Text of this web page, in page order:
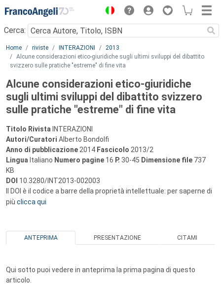
Menu
Cerca:
Main content
Home riviste INTERAZIONI
2013
Alcune considerazioni etico-giuridiche sugli ultimi sviluppi del dibattito
svizzero sulle pratiche "estreme" di fine vita
Alcune considerazioni etico-giuridiche
sugli ultimi sviluppi del dibattito svizzero
sulle pratiche "estreme" di fine vita
Titolo Rivista INTERAZIONI
Autori/Curatori Alberto Bondolfi
Anno di pubblicazione 2014 Fascicolo 2013/2
Lingua Italiano Numero pagine 16 P. 30-45 Dimensione file 737
KB
DOI 10.3280/INT2013-002003
Il DOI è il codice a barre della proprietà intellettuale: per saperne di
più clicca qui
ANTEPRIMA PRESENTAZIONE CITAMI
Qui sotto puoi vedere in anteprima la prima pagina di questo
articolo.